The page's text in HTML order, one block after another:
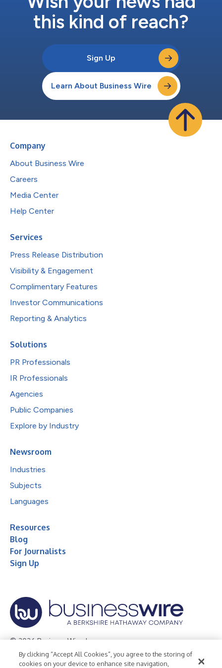
this kind of reach?
Sign Up
Learn About Business Wire
Company
About Business Wire
Careers
Media Center
Help Center
Services
Press Release Distribution
Visibility & Engagement
Complimentary Features
Investor Communications
Reporting & Analytics
Solutions
PR Professionals
IR Professionals
Agencies
Public Companies
Explore by Industry
Newsroom
Industries
Subjects
Languages
Resources
Blog
For Journalists
Sign Up
© 2026 Business Wire, Inc.
Privacy Policy Cookie Policy Accessibility Statement
By clicking “Accept All Cookies”, you agree to the storing of
cookies on your device to enhance site navigation,